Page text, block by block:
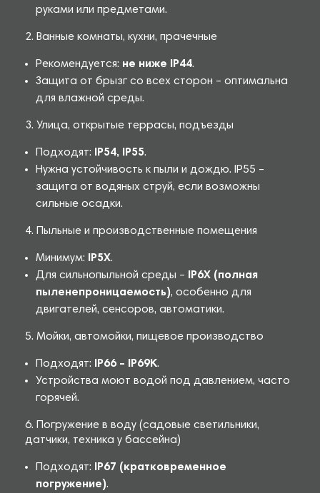
руками или предметами.
2. Ванные комнаты, кухни, прачечные
Рекомендуется: не ниже IP44.
Защита от брызг со всех сторон – оптимальна
для влажной среды.
3. Улица, открытые террасы, подъезды
Подходят: IP54, IP55.
Нужна устойчивость к пыли и дождю. IP55 –
защита от водяных струй, если возможны
сильные осадки.
4. Пыльные и производственные помещения
Минимум: IP5X.
Для сильнопыльной среды – IP6X (полная
пыленепроницаемость), особенно для
двигателей, сенсоров, автоматики.
5. Мойки, автомойки, пищевое производство
Подходят: IP66 – IP69K.
Устройства моют водой под давлением, часто
горячей.
6. Погружение в воду (садовые светильники,
датчики, техника у бассейна)
Подходят:
IP67 (кратковременное
погружение).